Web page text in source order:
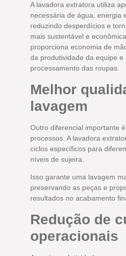
A lavadora extratora utiliza
necessária de água, energia
reduzindo desperdícios e
mais sustentável e
proporciona economia de
da produtividade da equipe e
processamento das roupas.
Melhor
lavagem
Outro diferencial importante
processos. A lavadora
ciclos específicos para
níveis de sujeira.
Isso garante uma lavagem
preservando as peças e
resultados no acabamento
Redução de
operacionais